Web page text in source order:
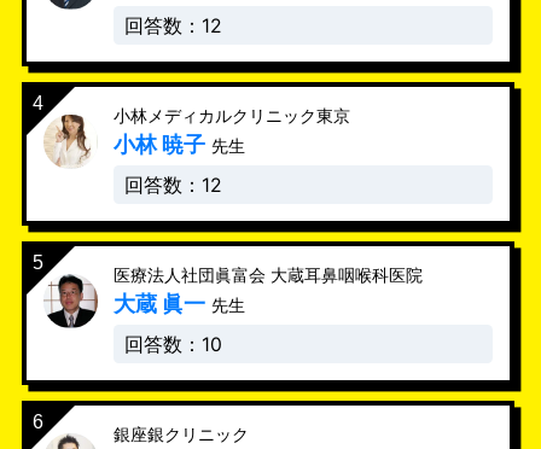
回答数：12
小林メディカルクリニック東京
小林 暁子 先生
回答数：12
医療法人社団眞富会 大蔵耳鼻咽喉科医院
大蔵 眞一 先生
回答数：10
銀座銀クリニック